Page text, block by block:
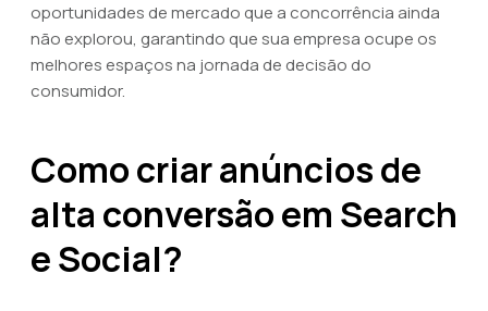
oportunidades de mercado que a concorrência ainda
não explorou, garantindo que sua empresa ocupe os
melhores espaços na jornada de decisão do
consumidor.
Como criar anúncios de
alta conversão em Search
e Social?